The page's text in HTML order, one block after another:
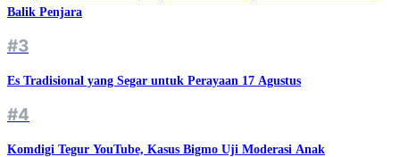
Balik Penjara
#3
Es Tradisional yang Segar untuk Perayaan 17 Agustus
#4
Komdigi Tegur YouTube, Kasus Bigmo Uji Moderasi Anak